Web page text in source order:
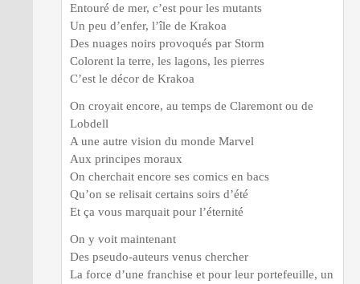
Entouré de mer, c’est pour les mutants
Un peu d’enfer, l’île de Krakoa
Des nuages noirs provoqués par Storm
Colorent la terre, les lagons, les pierres
C’est le décor de Krakoa
On croyait encore, au temps de Claremont ou de
Lobdell
A une autre vision du monde Marvel
Aux principes moraux
On cherchait encore ses comics en bacs
Qu’on se relisait certains soirs d’été
Et ça vous marquait pour l’éternité
On y voit maintenant
Des pseudo-auteurs venus chercher
La force d’une franchise et pour leur portefeuille, un